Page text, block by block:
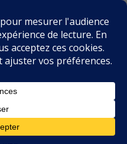
BIBLIOPHILES, DE LA